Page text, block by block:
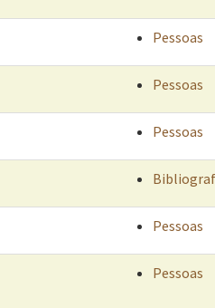
Pessoas
Pessoas
Pessoas
Pessoas
Pessoas